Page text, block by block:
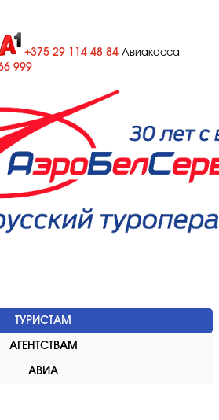
+375 29 114 48 84 Авиакасса
999
ТУРИСТАМ
АГЕНТСТВАМ
АВИА